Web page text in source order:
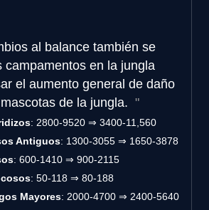
al balance también se
campamentos en la jungla
el aumento general de daño
de la jungla.
: 2800-9520 ⇒ 3400-11,560
Antiguos: 1300-3055 ⇒ 1650-3878
: 600-1410 ⇒ 900-2115
: 50-118 ⇒ 80-188
Mayores: 2000-4700 ⇒ 2400-5640